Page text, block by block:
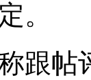
。
跟帖